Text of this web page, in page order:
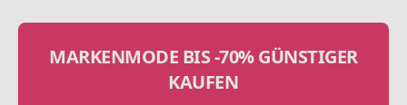
MARKENMODE BIS -70% GÜNSTIGER
KAUFEN